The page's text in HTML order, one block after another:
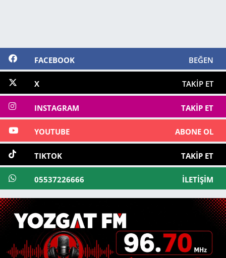
FACEBOOK BEĞEN
X TAKIP ET
INSTAGRAM TAKIP ET
YOUTUBE ABONE OL
TIKTOK TAKIP ET
05537226666 İLETIŞIM